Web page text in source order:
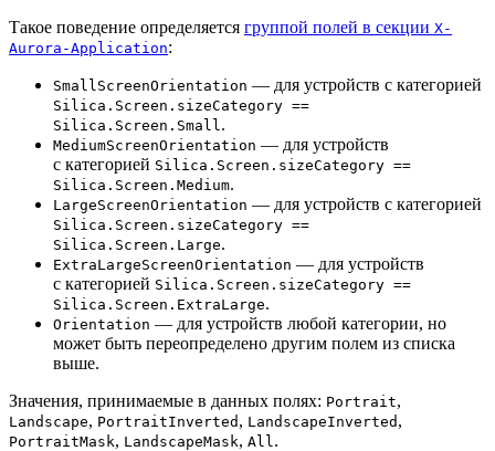
Такое поведение определяется группой полей в секции X-
Aurora-Application:
SmallScreenOrientation — для устройств с категорией
Silica.Screen.sizeCategory ==
Silica.Screen.Small .
MediumScreenOrientation — для устройств
с категорией Silica.Screen.sizeCategory ==
Silica.Screen.Medium.
LargeScreenOrientation — для устройств с категорией
Silica.Screen.sizeCategory ==
Silica.Screen.Large.
ExtraLargeScreenOrientation — для устройств
с категорией Silica.Screen.sizeCategory ==
Silica.Screen.ExtraLarge.
Orientation — для устройств любой категории, но
может быть переопределено другим полем из списка
выше.
Значения, принимаемые в данных полях: Portrait,
Landscape, PortraitInverted , LandscapeInverted ,
PortraitMask, LandscapeMask, All .